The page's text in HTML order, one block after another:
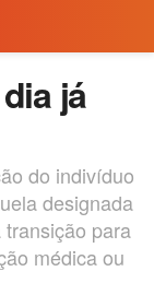
já
do indivíduo
designada
para
médica ou